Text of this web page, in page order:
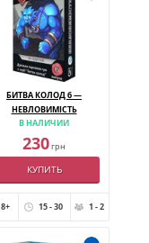
БИТВА КОЛОД 6 —
НЕВЛОВИМІСТЬ
В НАЛИЧИИ
230грн
КУПИТЬ
8+ 15 - 30 1 - 2